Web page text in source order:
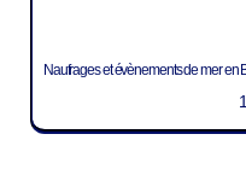
Naufrages et évènements de mer